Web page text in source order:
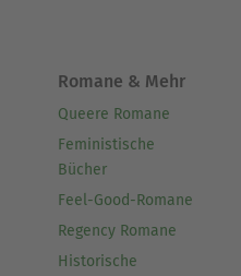
Romane & Mehr
Queere Romane
Feministische
Bücher
Feel-Good-Romane
Regency Romane
Historische